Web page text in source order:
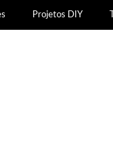
Projetos DIY